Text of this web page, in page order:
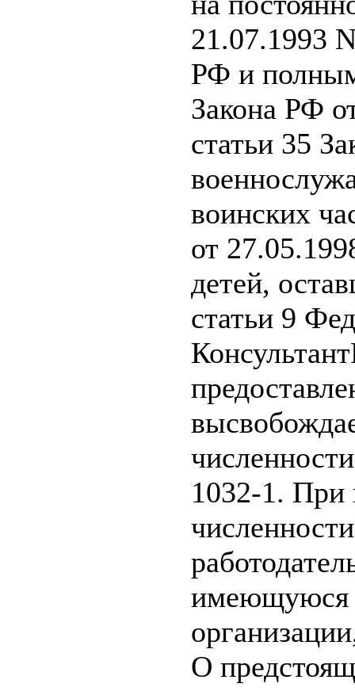
21.07.1993
РФ и
Закона РФ
статьи 35
воинских
от
детей,
статьи 9
1032-1. При
имеющуюся
О